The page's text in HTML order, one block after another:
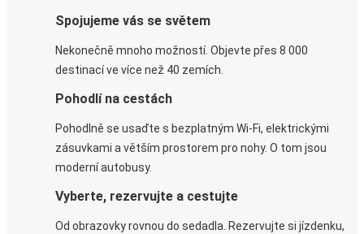
Spojujeme vás se světem
Nekonečně mnoho možností. Objevte přes 8 000
destinací ve více než 40 zemích.
Pohodlí na cestách
Pohodlně se usaďte s bezplatným Wi-Fi, elektrickými
zásuvkami a větším prostorem pro nohy. O tom jsou
moderní autobusy.
Vyberte, rezervujte a cestujte
Od obrazovky rovnou do sedadla. Rezervujte si jízdenku,